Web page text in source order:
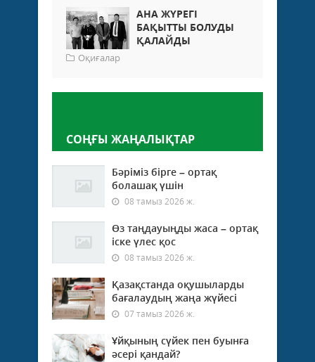
АНА ЖҮРЕГІ
БАҚЫТТЫ БОЛУДЫ
ҚАЛАЙДЫ
Оқиғалар
СОҢҒЫ ЖАҢАЛЫҚТАР
Бәріміз бірге – ортақ
болашақ үшін
08 тамыз 2026 ж.
Өз таңдауыңды жаса – ортақ
іске үлес қос
08 тамыз 2026 ж.
Қазақстанда оқушыларды
бағалаудың жаңа жүйесі
07 тамыз 2026 ж.
Ұйқының сүйек пен буынға
әсері қандай?